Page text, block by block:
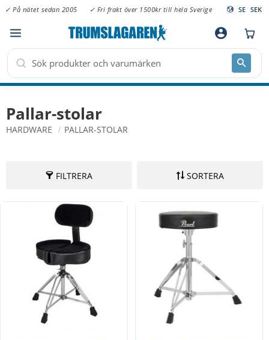
Meny
✓ På nätet sedan 2005 ✓ Fri frakt över 1500kr till hela Sverige SE SEK
account_circle
Pallar-stolar
HARDWARE PALLAR-STOLAR
FILTRERA SORTERA